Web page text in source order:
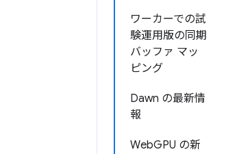
ワーカーでの試
験運用版の同期
バッファ マッ
ピング
Dawn の最新情
報
WebGPU の新